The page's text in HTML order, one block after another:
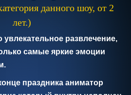
данного шоу, от 2
лет.)
развлечение,
самые яркие эмоции
праздника аниматор